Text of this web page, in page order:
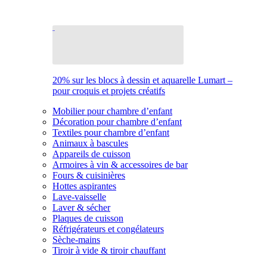
20% sur les blocs à dessin et aquarelle Lumart –
pour croquis et projets créatifs
Mobilier pour chambre d’enfant
Décoration pour chambre d’enfant
Textiles pour chambre d’enfant
Animaux à bascules
Appareils de cuisson
Armoires à vin & accessoires de bar
Fours & cuisinières
Hottes aspirantes
Lave-vaisselle
Laver & sécher
Plaques de cuisson
Réfrigérateurs et congélateurs
Sèche-mains
Tiroir à vide & tiroir chauffant